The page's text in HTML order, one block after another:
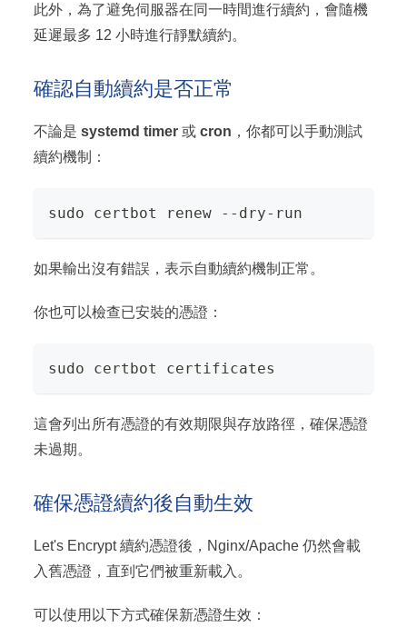
此外，為了避免伺服器在同一時間進行續約，會隨機
延遲最多 12 小時進行靜默續約。
確認自動續約是否正常
不論是systemd timer 或cron ，你都可以手動測試
續約機制：
sudo certbot renew --dry-run
如果輸出沒有錯誤，表示自動續約機制正常。
你也可以檢查已安裝的憑證：
sudo certbot certificates
這會列出所有憑證的有效期限與存放路徑，確保憑證
未過期。
確保憑證續約後自動生效
Let's Encrypt 續約憑證後，Nginx/Apache 仍然會載
入舊憑證，直到它們被重新載入。
可以使用以下方式確保新憑證生效：